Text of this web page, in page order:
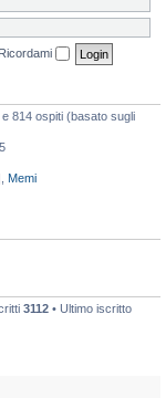
Ricordami
814 ospiti (basato sugli
Memi
3112 • Ultimo iscritto